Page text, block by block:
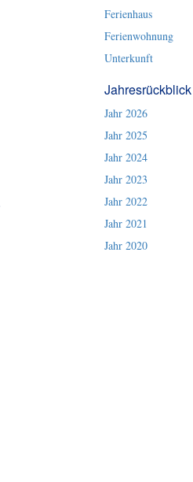
Ferienhaus
Ferienwohnung
Unterkunft
Jahresrückblick
Jahr 2026
Jahr 2025
Jahr 2024
Jahr 2023
Jahr 2022
Jahr 2021
Jahr 2020